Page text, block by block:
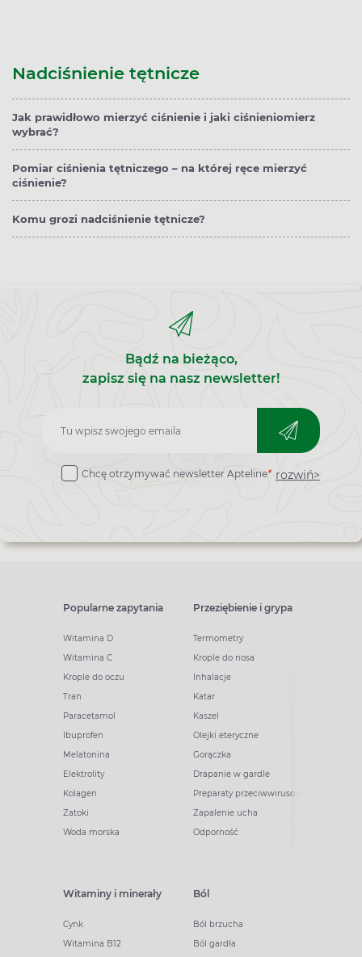
Nadciśnienie tętnicze
Jak prawidłowo mierzyć ciśnienie i jaki ciśnieniomierz
wybrać?
Pomiar ciśnienia tętniczego – na której ręce mierzyć
ciśnienie?
Komu grozi nadciśnienie tętnicze?
Bądź na bieżąco,
zapisz się na nasz newsletter!
Zapisz
do
Chcę otrzymywać newsletter Apteline* rozwiń>
Popularne zapytania
Witamina D
Witamina C
Krople do oczu
Tran
Paracetamol
Ibuprofen
Melatonina
Elektrolity
Kolagen
Zatoki
Woda morska
Przeziębienie i grypa
Termometry
Krople do nosa
Inhalacje
Katar
Kaszel
Olejki eteryczne
Gorączka
Drapanie w gardle
Preparaty przeciwwirusowe
Zapalenie ucha
Odporność
Witaminy i minerały
Cynk
Witamina B12
Ból
Ból brzucha
Ból gardła